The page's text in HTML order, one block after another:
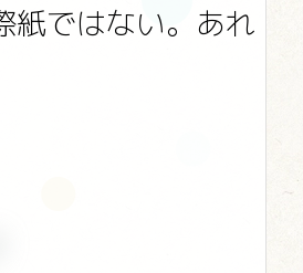
紙ではない。あれ